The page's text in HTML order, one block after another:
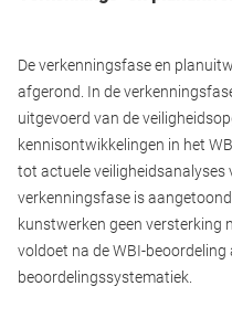
De verkenningsfase en
afgerond. In de
uitgevoerd van de
kennisontwikkelingen in het
tot actuele veiligheidsanalyses
verkenningsfase is
kunstwerken geen versterking
voldoet na de WBI-beoordeling
beoordelingssystematiek.